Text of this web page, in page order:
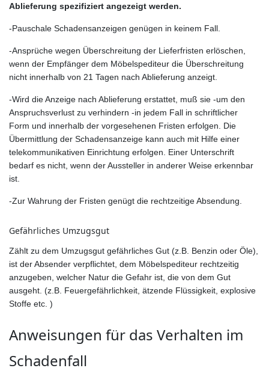
Ablieferung spezifiziert angezeigt werden.
-Pauschale Schadensanzeigen genügen in keinem Fall.
-Ansprüche wegen Überschreitung der Lieferfristen erlöschen,
wenn der Empfänger dem Möbelspediteur die Überschreitung
nicht innerhalb von 21 Tagen nach Ablieferung anzeigt.
-Wird die Anzeige nach Ablieferung erstattet, muß sie -um den
Anspruchsverlust zu verhindern -in jedem Fall in schriftlicher
Form und innerhalb der vorgesehenen Fristen erfolgen. Die
Übermittlung der Schadensanzeige kann auch mit Hilfe einer
telekommunikativen Einrichtung erfolgen. Einer Unterschrift
bedarf es nicht, wenn der Aussteller in anderer Weise erkennbar
ist.
-Zur Wahrung der Fristen genügt die rechtzeitige Absendung.
Gefährliches Umzugsgut
Zählt zu dem Umzugsgut gefährliches Gut (z.B. Benzin oder Öle),
ist der Absender verpflichtet, dem Möbelspediteur rechtzeitig
anzugeben, welcher Natur die Gefahr ist, die von dem Gut
ausgeht. (z.B. Feuergefährlichkeit, ätzende Flüssigkeit, explosive
Stoffe etc. )
Anweisungen für das Verhalten im
Schadenfall